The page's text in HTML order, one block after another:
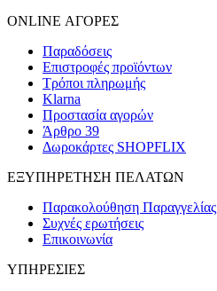
ONLINE ΑΓΟΡΕΣ
Παραδόσεις
Επιστροφές προϊόντων
Τρόποι πληρωμής
Klarna
Προστασία αγορών
Άρθρο 39
Δωροκάρτες SHOPFLIX
ΕΞΥΠΗΡΕΤΗΣΗ ΠΕΛΑΤΩΝ
Παρακολούθηση Παραγγελίας
Συχνές ερωτήσεις
Επικοινωνία
ΥΠΗΡΕΣΙΕΣ